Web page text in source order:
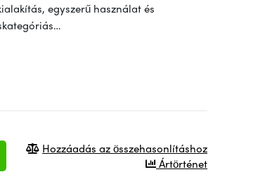
egyszerű használat és
Hozzáadás az összehasonlításhoz
Ártörténet